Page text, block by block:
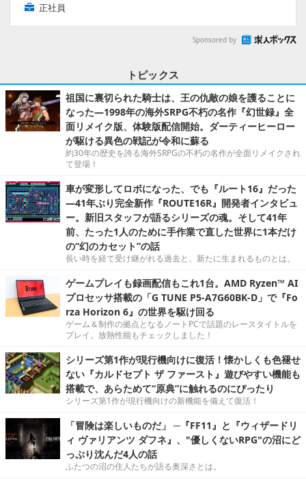
正社員
Sponsored by
トピックス
祖国に裏切られた騎士は、王の仇敵の娘を護ることに
なった―1998年の海外SRPG不朽の名作『幻世録』全
面リメイク版、体験版配信開始。ダーティーヒーロー
が駆ける異色の戦記が令和に蘇る
約30年の歴史を誇る海外SRPGの不朽の名作が全面リメイクされ
て登場！
車が変形してロボになった、でも『ルート16』だった
―41年ぶり完全新作『ROUTE16R』開発者インタビュ
ー。新旧スタッフが語るシリーズの魂。そして41年
前、たった1人のために手作業で直した世界に1本だけ
の“幻のカセット”の話
長い時を経て受け継がれる過去と、新たに生まれるものとは。
ゲームプレイも録画配信もこれ1台。AMD Ryzen™ AI
プロセッサ搭載の「G TUNE P5-A7G60BK-D」で『Fo
rza Horizon 6』の世界を駆け回る
ゲーム＆制作の拠点となるノートPCで話題のレースタイトルを
プレイ。放熱性能もチェックしました！
シリーズ第1作が現行機向けに復活！懐かしくも色褪せ
ない『カルドセプト ザ ファースト』遊びやすい機能も
搭載で、あらためて“原典”に触れるのにぴったり
シリーズ第1作が現行機向けの新機能を備えて復活！
「冒険は楽しいものだ」 ─『FF11』と『ウィザードリ
ィ ヴァリアンツ ダフネ』、"優しくないRPG"の沼にど
っぷり沈んだ4人の話
ふたつの沼の住人たちが語る奥深さとは。